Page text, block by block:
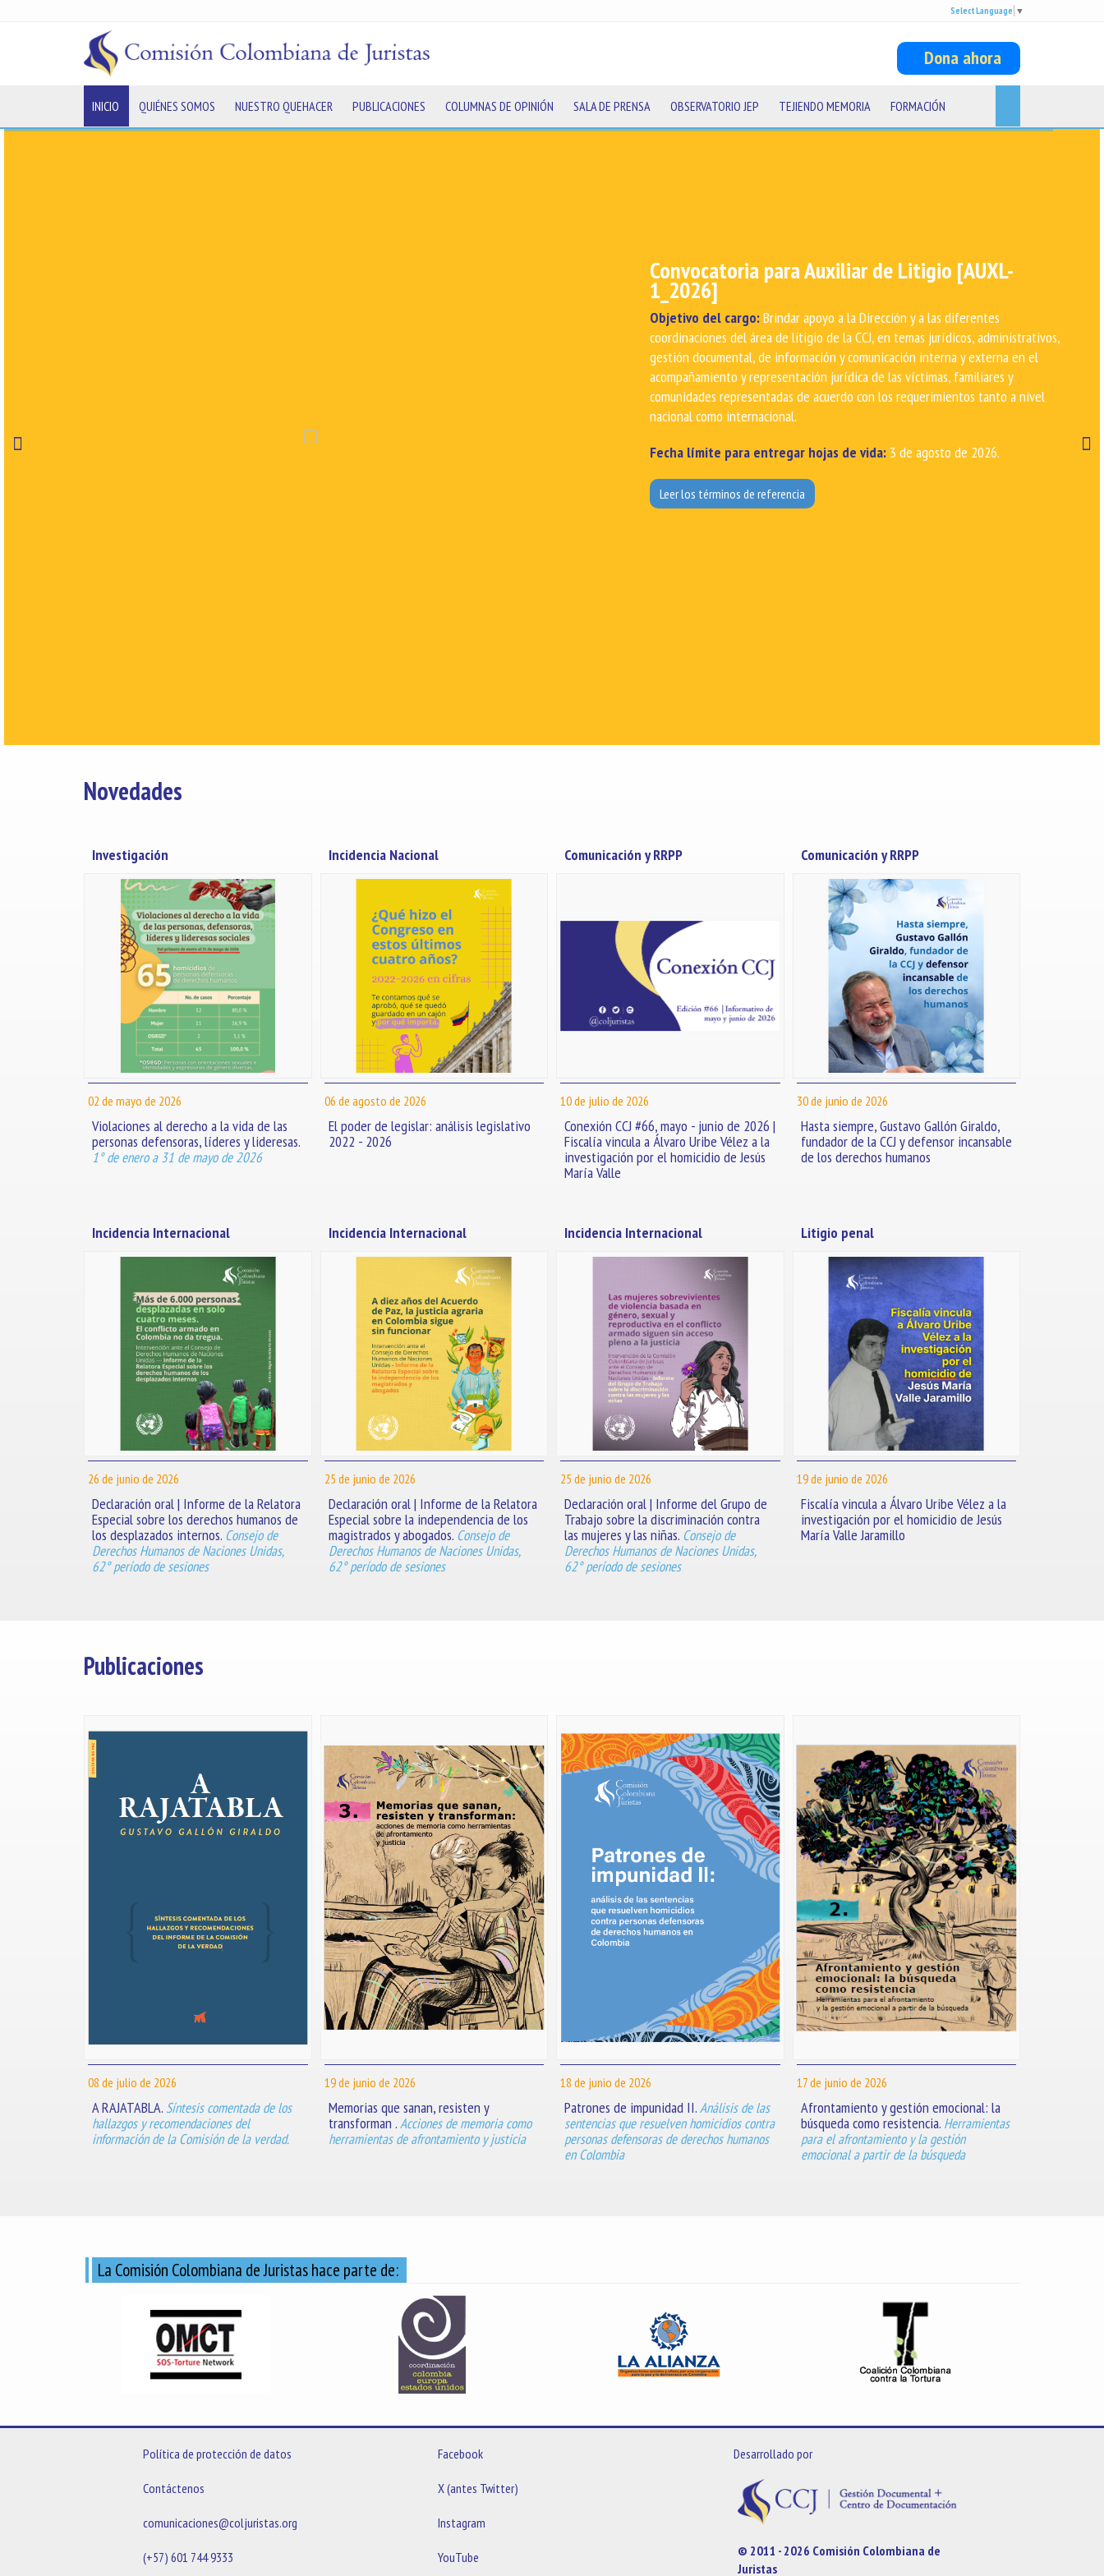
Select Language ▼
Dona ahora
INICIO QUIÉNES SOMOS NUESTRO QUEHACER PUBLICACIONES COLUMNAS DE OPINIÓN SALA DE PRENSA OBSERVATORIO JEP TEJIENDO MEMORIA FORMACIÓN
El poder de legislar: dinámicas del Congreso y
garantía de derechos Curso práctico para el
proceso legislativo
Este curso enseña cómo funciona el Congreso, las reglas que hacen válida una ley,
los límites que protegen la Constitución y los estándares internacionales de
derechos humanos que garantizan que ninguna ley vulnere a las mujeres, los
pueblos indígenas, las comunidades campesinas, las personas LGBTIQ+, la niñez,
las personas mayores o el medio ambiente. Todo este proceso se hará con la guía
Congreso, siguiendo el trámite de diversos proyectos de ley y actos legislativos,
apoyando a Congresistas en la redacción de proyectos de ley y proposiciones, y
analizando el comportamiento del Congreso y sus resultados.
Novedades
Investigación
02 de mayo de 2026
Violaciones al derecho a la vida de las
personas defensoras, líderes y lideresas.
1° de enero a 31 de mayo de 2026
Incidencia Nacional
06 de agosto de 2026
El poder de legislar: análisis legislativo
2022 - 2026
Comunicación y RRPP
10 de julio de 2026
Conexión CCJ #66, mayo - junio de 2026 |
Fiscalía vincula a Álvaro Uribe Vélez a la
investigación por el homicidio de Jesús
María Valle
Comunicación y RRPP
30 de junio de 2026
Hasta siempre, Gustavo Gallón Giraldo,
fundador de la CCJ y defensor incansable
de los derechos humanos
Incidencia Internacional
26 de junio de 2026
Declaración oral | Informe de la Relatora
Especial sobre los derechos humanos de
los desplazados internos. Consejo de
Derechos Humanos de Naciones Unidas,
62° período de sesiones
Incidencia Internacional
25 de junio de 2026
Declaración oral | Informe de la Relatora
Especial sobre la independencia de los
magistrados y abogados. Consejo de
Derechos Humanos de Naciones Unidas,
62° período de sesiones
Incidencia Internacional
25 de junio de 2026
Declaración oral | Informe del Grupo de
Trabajo sobre la discriminación contra
las mujeres y las niñas. Consejo de
Derechos Humanos de Naciones Unidas,
62° período de sesiones
Litigio penal
19 de junio de 2026
Fiscalía vincula a Álvaro Uribe Vélez a la
investigación por el homicidio de Jesús
María Valle Jaramillo
Publicaciones
08 de julio de 2026
A RAJATABLA. Síntesis comentada de los
hallazgos y recomendaciones del
información de la Comisión de la verdad.
19 de junio de 2026
Memorias que sanan, resisten y
transforman .Acciones de memoria como
herramientas de afrontamiento y justicia
18 de junio de 2026
Patrones de impunidad II.Análisis de las
sentencias que resuelven homicidios contra
personas defensoras de derechos humanos
en Colombia
17 de junio de 2026
Afrontamiento y gestión emocional: la
búsqueda como resistencia. Herramientas
para el afrontamiento y la gestión
emocional a partir de la búsqueda
La Comisión Colombiana de Juristas hace parte de:
Política de protección de datos
Contáctenos
comunicaciones@coljuristas.org
(+57) 601 744 9333
Facebook
X (antes Twitter)
Instagram
YouTube
Desarrollado por
© 2011 - 2026 Comisión Colombiana de
Juristas